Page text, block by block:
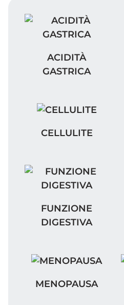
ACIDITÀ GASTRICA
ACIDITÀ
GASTRICA
CELLULITE
CELLULITE
FUNZIONE DIGESTIVA
FUNZIONE
DIGESTIVA
MENOPAUSA
MENOPAUSA